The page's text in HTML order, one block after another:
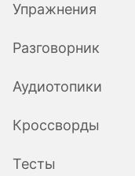
Упражнения
Разговорник
Аудиотопики
Кроссворды
Тесты